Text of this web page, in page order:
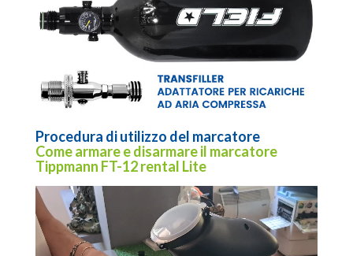
Procedura di utilizzo del marcatore
Come armare e disarmare il marcatore
Tippmann FT-12 rental Lite